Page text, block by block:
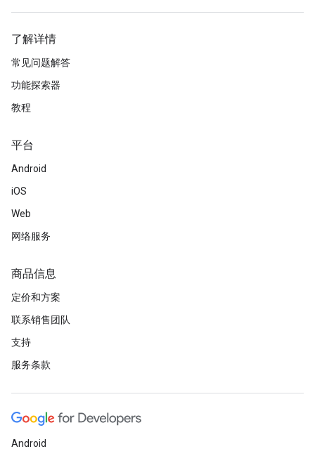
了解详情
常见问题解答
功能探索器
教程
平台
Android
iOS
Web
网络服务
商品信息
定价和方案
联系销售团队
支持
服务条款
Android